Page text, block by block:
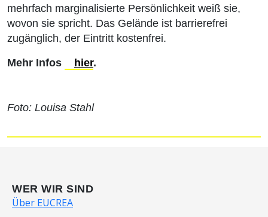
mehrfach marginalisierte Persönlichkeit weiß sie,
wovon sie spricht. Das Gelände ist barrierefrei
zugänglich, der Eintritt kostenfrei.
Mehr Infos hier.
Foto: Louisa Stahl
WER WIR SIND
Über EUCREA